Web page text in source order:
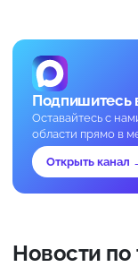
Подпишитесь
Оставайтесь с
области прямо в
Открыть канал
Новости по